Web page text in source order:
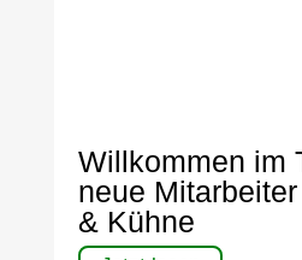
Willkommen im
neue
& Kühne